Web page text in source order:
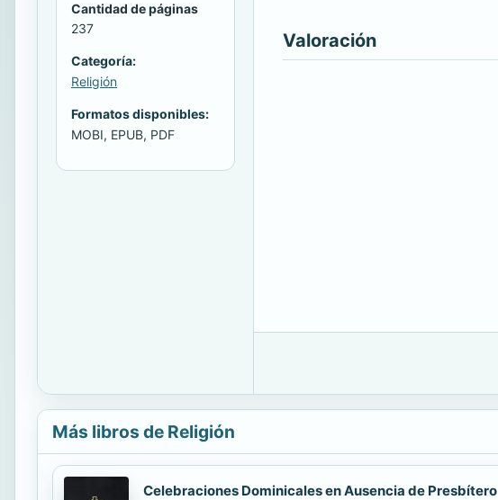
Cantidad de páginas
237
Categoría:
Religión
Formatos disponibles:
MOBI, EPUB, PDF
Valoración
Más libros de Religión
Celebraciones Dominicales en Ausencia de Presbítero